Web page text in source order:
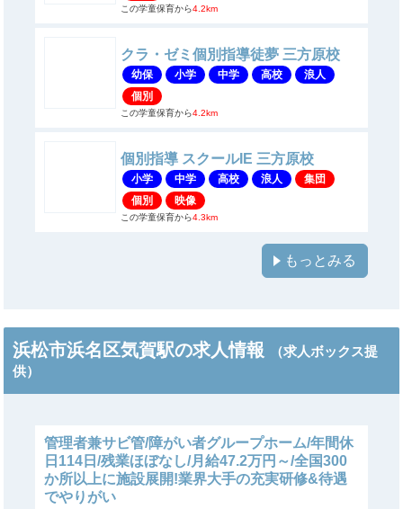
この学童保育から4.2km
クラ・ゼミ個別指導徒夢 三方原校
幼保 小学 中学 高校
浪人
個別
この学童保育から4.2km
個別指導 スクールIE 三方原校
小学 中学 高校 浪人
集団
個別
映像
この学童保育から4.3km
もっとみる
浜松市浜名区気賀駅の求人情報
（求人ボックス提
供）
管理者兼サビ管/障がい者グループホーム/年間休
日114日/残業ほぼなし/月給47.2万円～/全国300
か所以上に施設展開!業界大手の充実研修&待遇
でやりがい